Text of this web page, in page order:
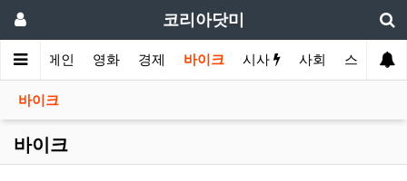
코리아닷미
메인 영화 경제 바이크 시사 사회 스포츠
바이크
바이크